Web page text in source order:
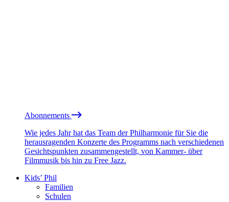
Abonnements
Wie jedes Jahr hat das Team der Philharmonie für Sie die
herausragenden Konzerte des Programms nach verschiedenen
Gesichtspunkten zusammengestellt, von Kammer- über
Filmmusik bis hin zu Free Jazz.
Kids’ Phil
Familien
Schulen